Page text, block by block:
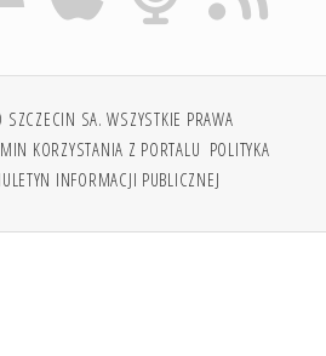
SA. WSZYSTKIE PRAWA
KORZYSTANIA Z PORTALU POLITYKA
INFORMACJI PUBLICZNEJ